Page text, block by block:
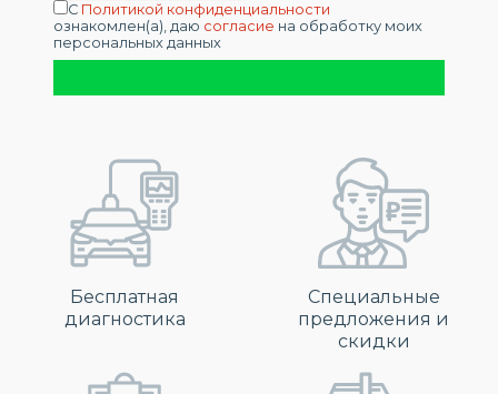
С Политикой конфиденциальности
ознакомлен(а), даю согласие на обработку моих
персональных данных
Бесплатная
диагностика
Специальные
предложения и
скидки